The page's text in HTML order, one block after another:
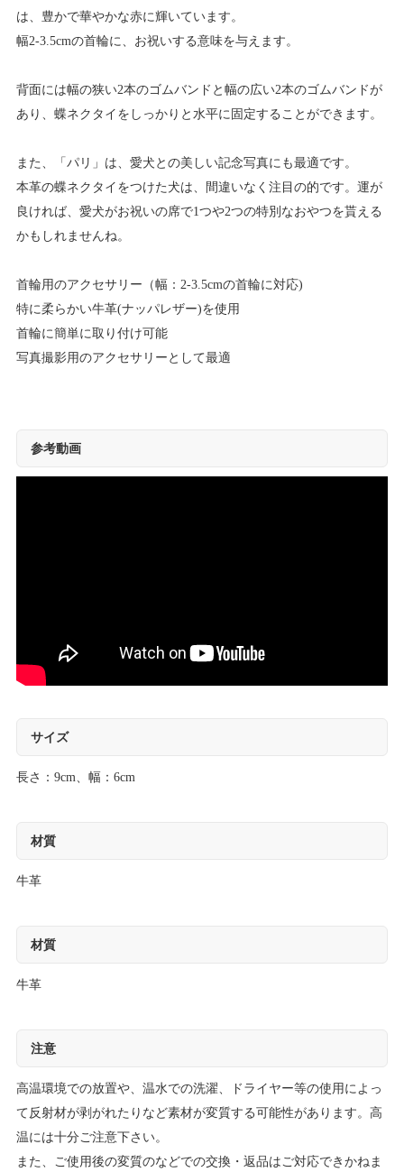
は、豊かで華やかな赤に輝いています。
幅2-3.5cmの首輪に、お祝いする意味を与えます。
背面には幅の狭い2本のゴムバンドと幅の広い2本のゴムバンドが
あり、蝶ネクタイをしっかりと水平に固定することができます。
また、「パリ」は、愛犬との美しい記念写真にも最適です。
本革の蝶ネクタイをつけた犬は、間違いなく注目の的です。運が
良ければ、愛犬がお祝いの席で1つや2つの特別なおやつを貰える
かもしれませんね。
首輪用のアクセサリー（幅：2-3.5cmの首輪に対応)
特に柔らかい牛革(ナッパレザー)を使用
首輪に簡単に取り付け可能
写真撮影用のアクセサリーとして最適
参考動画
サイズ
長さ：9cm、幅：6cm
材質
牛革
材質
牛革
注意
高温環境での放置や、温水での洗濯、ドライヤー等の使用によっ
て反射材が剥がれたりなど素材が変質する可能性があります。高
温には十分ご注意下さい。
また、ご使用後の変質のなどでの交換・返品はご対応できかねま